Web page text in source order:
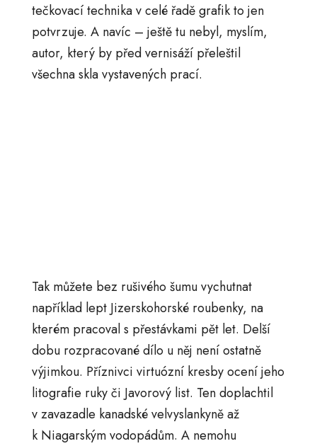
tečkovací technika v celé řadě grafik to jen
potvrzuje. A navíc – ještě tu nebyl, myslím,
autor, který by před vernisáží přeleštil
všechna skla vystavených prací.
Tak můžete bez rušivého šumu vychutnat
například lept Jizerskohorské roubenky, na
kterém pracoval s přestávkami pět let. Delší
dobu rozpracované dílo u něj není ostatně
výjimkou. Příznivci virtuózní kresby ocení jeho
litografie ruky či Javorový list. Ten doplachtil
v zavazadle kanadské velvyslankyně až
k Niagarským vodopádům. A nemohu